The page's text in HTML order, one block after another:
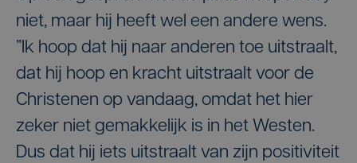
niet, maar hij heeft wel een andere wens.
”Ik hoop dat hij naar anderen toe uitstraalt,
dat hij hoop en kracht uitstraalt voor de
Christenen op vandaag, omdat het hier
zeker niet gemakkelijk is in het Westen.
Dus dat hij iets uitstraalt van zijn positiviteit